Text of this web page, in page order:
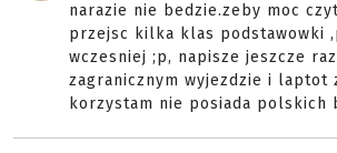
narazie nie bedzie.zeby moc
przejsc kilka klas podstawowki
wczesniej ;p, napisze jeszcze
zagranicznym wyjezdzie i laptot
korzystam nie posiada polskich